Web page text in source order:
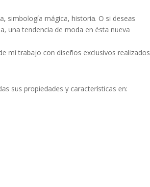
simbología mágica, historia. O si deseas
una tendencia de moda en ésta nueva
mi trabajo con diseños exclusivos realizados
sus propiedades y características en: